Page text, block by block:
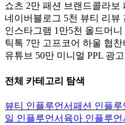
쇼츠 2만 패션 브랜드콜라보
네이버블로그 5천 뷰티 리뷰
인스타그램 1만5천 올드머
틱톡 7만 고프코어 하울 협찬
유튜브 50만 미니멀 PPL 광고
전체 카테고리 탐색
뷰티 인플루언서패션 인플루
일 인플루언서 육아 인플루언